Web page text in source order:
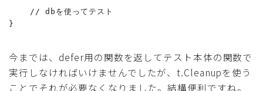
    // dbを使ってテスト
}
今までは、defer用の関数を返してテスト本体の関数で
実行しなければいけませんでしたが、t.Cleanupを使う
ことでそれが必要なくなりました。結構便利ですね。